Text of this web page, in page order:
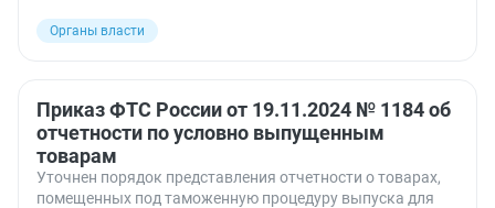
Органы власти
Приказ ФТС России от 19.11.2024 № 1184 об
отчетности по условно выпущенным
товарам
Уточнен порядок представления отчетности о товарах,
помещенных под таможенную процедуру выпуска для